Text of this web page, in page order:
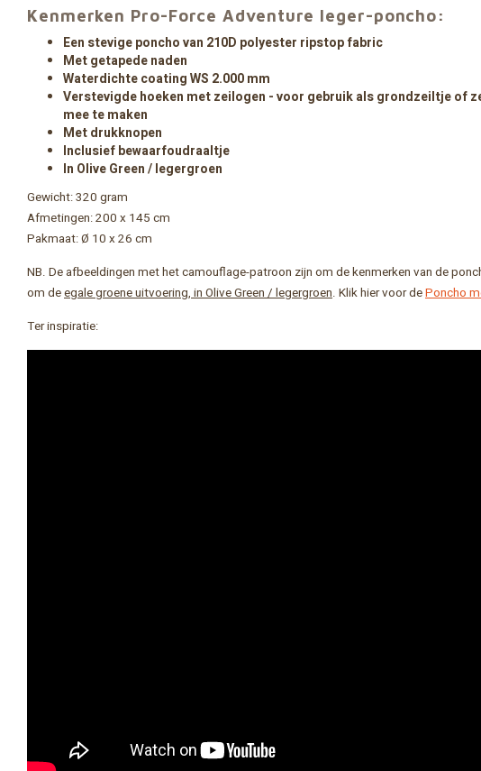
Kenmerken Pro-Force Adventure leger-poncho:
Een stevige poncho van 210D polyester ripstop fabric
Met getapede naden
Waterdichte coating WS 2.000 mm
Verstevigde hoeken met zeilogen - voor gebruik als grondzeiltje of
mee te maken
Met drukknopen
Inclusief bewaarfoudraaltje
In Olive Green / legergroen
Gewicht: 320 gram
Afmetingen: 200 x 145 cm
Pakmaat: Ø 10 x 26 cm
NB. De afbeeldingen met het camouflage-patroon zijn om de kenmerken van de
om deegale groene uitvoering, in Olive Green / legergroen. Klik hier voor dePoncho
Ter inspiratie: